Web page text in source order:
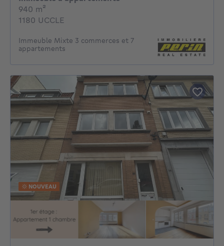
940 m²
1180 UCCLE
Immeuble Mixte 3 commerces et 7
appartements
NOUVEAU